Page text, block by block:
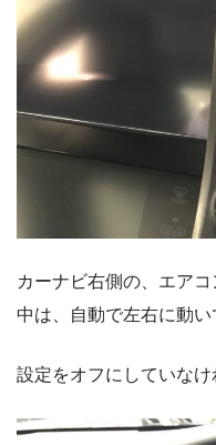
カーナビ右側の、エア
中は、自動で左右に動い
設定をオフにしていなけ